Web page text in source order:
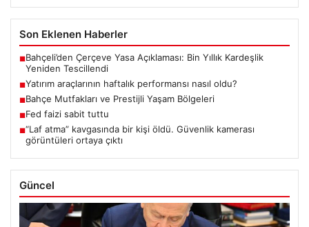
Son Eklenen Haberler
■Bahçeli’den Çerçeve Yasa Açıklaması: Bin Yıllık Kardeşlik
Yeniden Tescillendi
■Yatırım araçlarının haftalık performansı nasıl oldu?
■Bahçe Mutfakları ve Prestijli Yaşam Bölgeleri
■Fed faizi sabit tuttu
■“Laf atma” kavgasında bir kişi öldü. Güvenlik kamerası
görüntüleri ortaya çıktı
Güncel